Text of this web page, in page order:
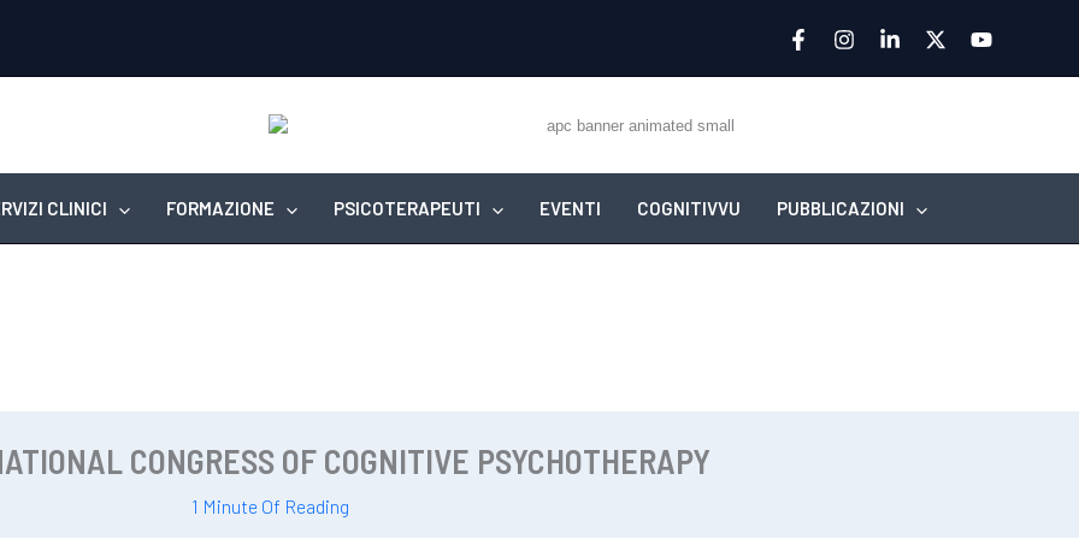
CLINICI FORMAZIONE PSICOTERAPEUTI EVENTI COGNITIVVU PUBBLICAZIONI
CONGRESS OF COGNITIVE PSYCHOTHERAPY
1 Minute Of Reading